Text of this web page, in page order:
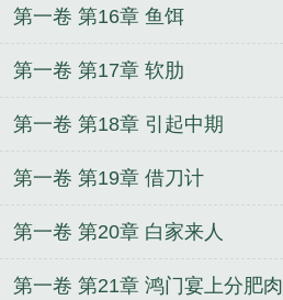
第一卷 第16章 鱼饵
第一卷 第17章 软肋
第一卷 第18章 引起中期
第一卷 第19章 借刀计
第一卷 第20章 白家来人
第一卷 第21章 鸿门宴上分肥肉